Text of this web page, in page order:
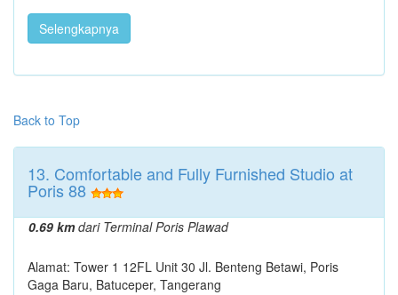
Selengkapnya
Back to Top
13. Comfortable and Fully Furnished Studio at
Poris 88
0.69 kmdari Terminal Poris Plawad
Alamat: Tower 1 12FL Unit 30 Jl. Benteng Betawi, Poris
Gaga Baru, Batuceper, Tangerang